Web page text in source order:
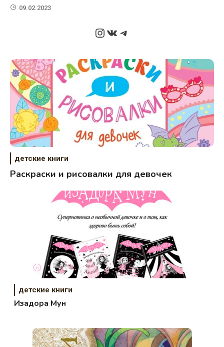
09.02.2023
Instagram
ВКонтакте
Telegram
детские книги
Раскраски и рисовалки для девочек
детские книги
Изадора Мун